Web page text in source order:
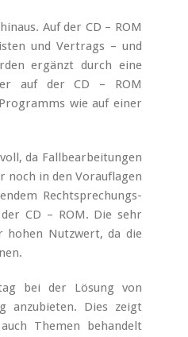
Auf der CD – ROM
und Vertrags – und
ergänzt durch eine
auf der CD – ROM
wie auf einer
da Fallbearbeitungen
noch in den Vorauflagen
Rechtsprechungs-
CD – ROM. Die sehr
hohen Nutzwert, da die
bei der Lösung von
anzubieten. Dies zeigt
Themen behandelt